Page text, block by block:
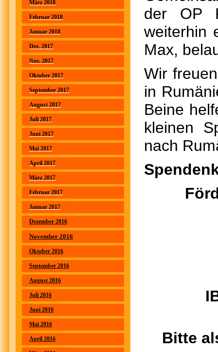
März 2018
Februar 2018
Januar 2018
Dez. 2017
Nov. 2017
Oktober 2017
September 2017
August 2017
Juli 2017
Juni 2017
Mai 2017
April 2017
März 2017
Februar 2017
Januar 2017
Dezember 2016
November 2016
Oktober 2016
September 2016
August 2016
Juli 2016
Juni 2016
Mai 2016
April 2016
der OP
weiterhin
Max,
Wir
in
Beine
kleinen
nach
Bitte